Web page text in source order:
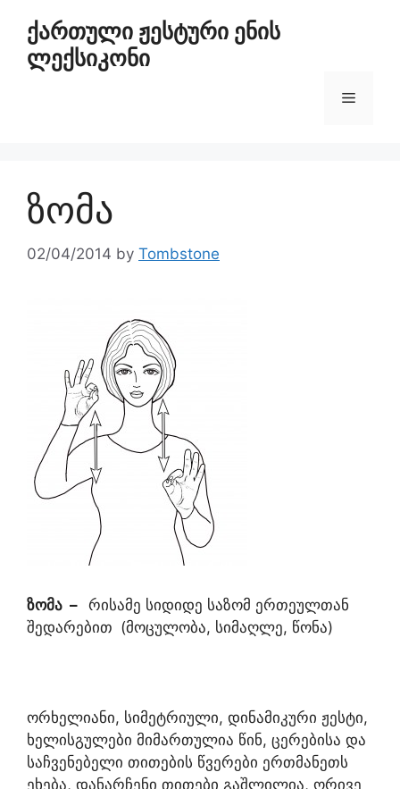
ქართული ჟესტური ენის
ლექსიკონი
ზომა
02/04/2014 by Tombstone
ზომა – რისამე სიდიდე საზომ ერთეულთან
შედარებით (მოცულობა, სიმაღლე, წონა)
ორხელიანი, სიმეტრიული, დინამიკური ჟესტი,
ხელისგულები მიმართულია წინ, ცერებისა და
საჩვენებელი თითების წვერები ერთმანეთს
ეხება, დანარჩენი თითები გაშლილია, ორივე